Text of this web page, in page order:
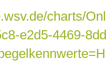
charts/
e2d5-4469-